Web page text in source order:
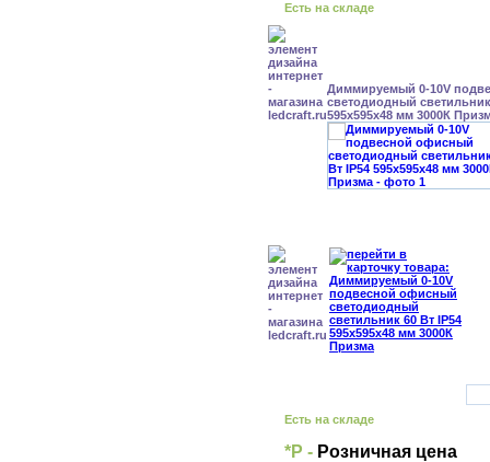
Есть на складе
Диммируемый 0-10V
светодиодный
595x595x48 мм 3000К
Есть на складе
*Р - Розничная цена